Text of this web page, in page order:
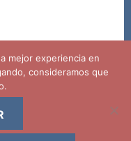
mejor experiencia en
consideramos que